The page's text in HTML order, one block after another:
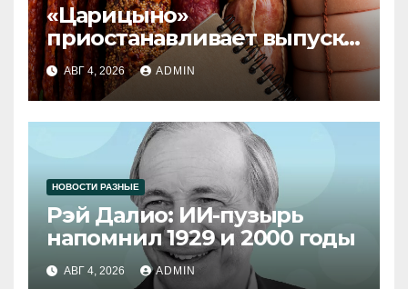
«Царицыно»
приостанавливает выпуск
продукции
АВГ 4, 2026 ADMIN
НОВОСТИ РАЗНЫЕ
Рэй Далио: ИИ-пузырь
напомнил 1929 и 2000 годы
АВГ 4, 2026 ADMIN